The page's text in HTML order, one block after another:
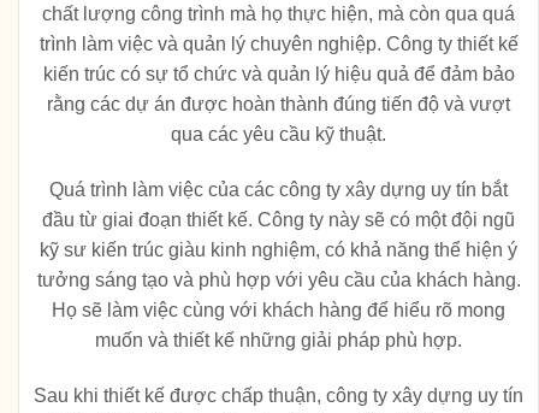
chất lượng công trình mà họ thực hiện, mà còn qua quá
trình làm việc và quản lý chuyên nghiệp. Công ty thiết kế
kiến trúc có sự tổ chức và quản lý hiệu quả để đảm bảo
rằng các dự án được hoàn thành đúng tiến độ và vượt
qua các yêu cầu kỹ thuật.
Quá trình làm việc của các công ty xây dựng uy tín bắt
đầu từ giai đoạn thiết kế. Công ty này sẽ có một đội ngũ
kỹ sư kiến trúc giàu kinh nghiệm, có khả năng thể hiện ý
tưởng sáng tạo và phù hợp với yêu cầu của khách hàng.
Họ sẽ làm việc cùng với khách hàng để hiểu rõ mong
muốn và thiết kế những giải pháp phù hợp.
Sau khi thiết kế được chấp thuận, công ty xây dựng uy tín